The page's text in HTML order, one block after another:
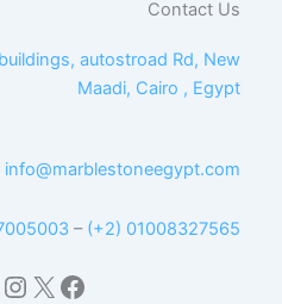
Contact Us
autostroad Rd, New
Maadi, Cairo , Egypt
info@marblestoneegypt.com
– (+2) 01008327565
إكس